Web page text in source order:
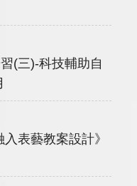
(三)-科技輔助自
表藝教案設計》